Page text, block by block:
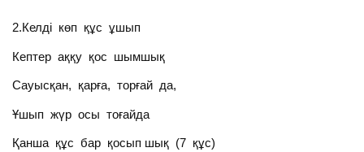
2.Келді көп құс ұшып
Кептер аққу қос шымшық
Сауысқан, қарға, торғай да,
Ұшып жүр осы тоғайда
Қанша құс бар қосып шық (7 құс)